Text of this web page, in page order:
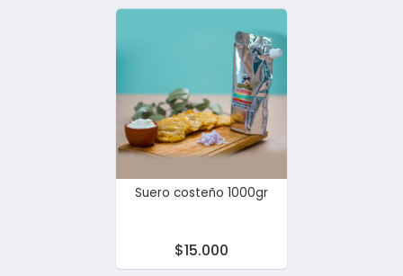
Suero costeño 1000gr
$15.000